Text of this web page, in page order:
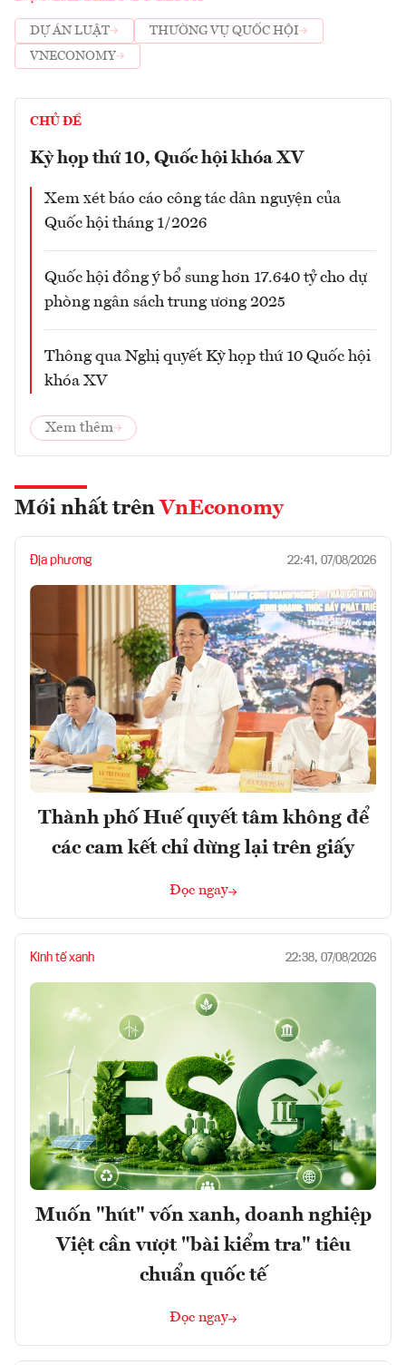
DỰ ÁN LUẬT
THƯỜNG VỤ QUỐC HỘI
VNECONOMY
CHỦ ĐỀ
Kỳ họp thứ 10, Quốc hội khóa XV
Xem xét báo cáo công tác dân nguyện của
Quốc hội tháng 1/2026
Quốc hội đồng ý bổ sung hơn 17.640 tỷ cho dự
phòng ngân sách trung ương 2025
Thông qua Nghị quyết Kỳ họp thứ 10 Quốc hội
khóa XV
Xem thêm
Mới nhất trên VnEconomy
Địa phương 22:41, 07/08/2026
Thành phố Huế quyết tâm không để
các cam kết chỉ dừng lại trên giấy
Đọc ngay
Kinh tế xanh 22:38, 07/08/2026
Muốn "hút" vốn xanh, doanh nghiệp
Việt cần vượt "bài kiểm tra" tiêu
chuẩn quốc tế
Đọc ngay